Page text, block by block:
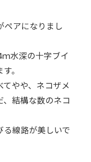
アになりまし
水深の十字ブイ
。
やや、ネコザメ
結構な数のネコ
線路が美しいで